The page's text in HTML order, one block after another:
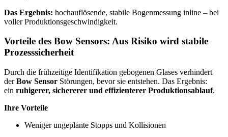
Das Ergebnis: hochauflösende, stabile Bogenmessung inline – bei
voller Produktionsgeschwindigkeit.
Vorteile des Bow Sensors: Aus Risiko wird stabile
Prozesssicherheit
Durch die frühzeitige Identifikation gebogenen Glases verhindert
derBow Sensor Störungen, bevor sie entstehen. Das Ergebnis:
ein ruhigerer, sichererer und effizienterer Produktionsablauf.
Ihre Vorteile
Weniger ungeplante Stopps und Kollisionen